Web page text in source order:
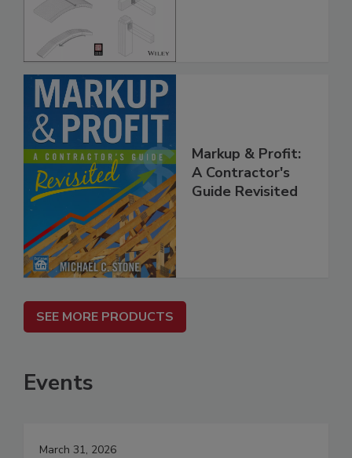
Markup & Profit:
A Contractor's
Guide Revisited
SEE MORE PRODUCTS
Events
March 31, 2026